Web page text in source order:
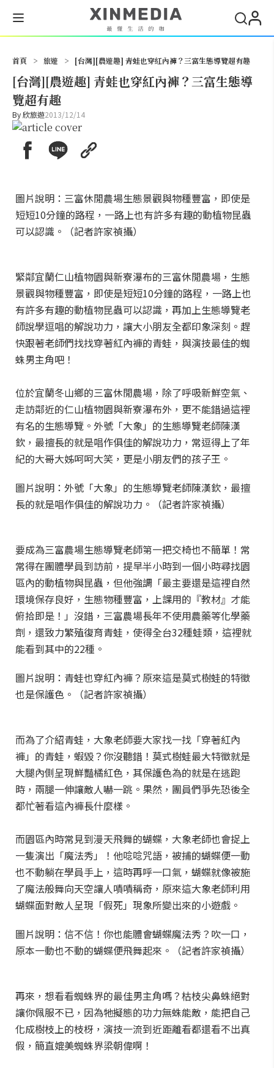
首頁 > 旅遊 > [台灣][農遊趣] 青蛙也穿紅內褲？三富生態導覽超有趣
[台灣][農遊趣] 青蛙也穿紅內褲？三富生態導
覽超有趣
By欣旅遊2013/12/14
圖片說明：三富休閒農場生態景觀與物種豐富，即使是
短短10分鐘的路程，一路上也有許多有趣的動植物昆蟲
可以認識。（記者許家禎攝）
緊鄰宜蘭仁山植物園與新寮瀑布的三富休閒農場，生態
景觀與物種豐富，即使是短短10分鐘的路程，一路上也
有許多有趣的動植物昆蟲可以認識，再加上生態導覽老
師說學逗唱的解說功力，讓大小朋友全都印象深刻。趕
快跟著老師們找找穿著紅內褲的青蛙，與演技最佳的蜘
蛛男主角吧！
位於宜蘭冬山鄉的三富休閒農場，除了呼吸新鮮空氣、
走訪鄰近的仁山植物園與新寮瀑布外，更不能錯過這裡
有名的生態導覽。外號「大象」的生態導覽老師陳漢
欽，最擅長的就是唱作俱佳的解說功力，常逗得上了年
紀的大哥大姊呵呵大笑，更是小朋友們的孩子王。
圖片說明：外號「大象」的生態導覽老師陳漢欽，最擅
長的就是唱作俱佳的解說功力。（記者許家禎攝）
要成為三富農場生態導覽老師第一把交椅也不簡單！常
常得在團體學員到訪前，提早半小時到一個小時尋找園
區內的動植物與昆蟲，但他強調「最主要還是這裡自然
環境保存良好，生態物種豐富，上課用的『教材』才能
俯拾即是！」沒錯，三富農場長年不使用農藥等化學藥
劑，還致力繁殖復育青蛙，使得全台32種蛙類，這裡就
能看到其中的22種。
圖片說明：青蛙也穿紅內褲？原來這是莫式樹蛙的特徵
也是保護色。（記者許家禎攝）
而為了介紹青蛙，大象老師要大家找一找「穿著紅內
褲」的青蛙，蝦毀？你沒聽錯！莫式樹蛙最大特徵就是
大腿內側呈現鮮豔橘紅色，其保護色為的就是在逃跑
時，兩腿一伸讓敵人嚇一跳。果然，團員們爭先恐後全
都忙著看這內褲長什麼樣。
而園區內時常見到漫天飛舞的蝴蝶，大象老師也會捉上
一隻演出「魔法秀」！他唸唸咒語，被捕的蝴蝶便一動
也不動躺在學員手上，這時再呼一口氣，蝴蝶就像被施
了魔法般舞向天空讓人嘖嘖稱奇，原來這大象老師利用
蝴蝶面對敵人呈現「假死」現象所變出來的小遊戲。
圖片說明：信不信！你也能體會蝴蝶魔法秀？吹一口，
原本一動也不動的蝴蝶便飛舞起來。（記者許家禎攝）
再來，想看看蜘蛛界的最佳男主角嗎？枯枝尖鼻蛛絕對
讓你佩服不已，因為牠擬態的功力無蛛能敵，能把自己
化成樹枝上的枝枒，演技一流到近距離看都還看不出真
假，簡直媲美蜘蛛界梁朝偉啊！